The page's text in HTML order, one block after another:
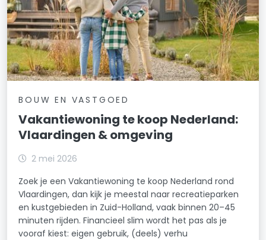
BOUW EN VASTGOED
Vakantiewoning te koop Nederland:
Vlaardingen & omgeving
2 mei 2026
Zoek je een Vakantiewoning te koop Nederland rond
Vlaardingen, dan kijk je meestal naar recreatieparken
en kustgebieden in Zuid-Holland, vaak binnen 20–45
minuten rijden. Financieel slim wordt het pas als je
vooraf kiest: eigen gebruik, (deels) verhu